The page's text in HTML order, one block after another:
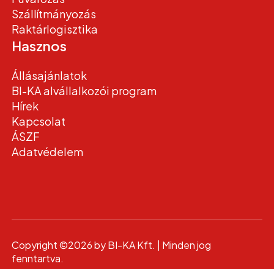
Szállítmányozás
Raktárlogisztika
Hasznos
Állásajánlatok
BI-KA alvállalkozói program
Hírek
Kapcsolat
ÁSZF
Adatvédelem
Copyright ©2026 by BI-KA Kft. | Minden jog
fenntartva.